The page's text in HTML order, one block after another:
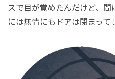
スで目が覚めたんだけど、
には無情にもドアは閉まって